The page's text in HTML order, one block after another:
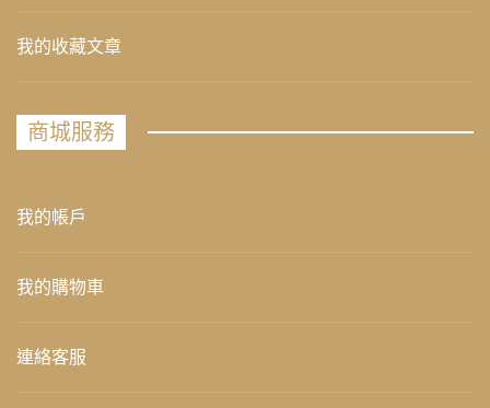
我的收藏文章
商城服務
我的帳戶
我的購物車
連絡客服